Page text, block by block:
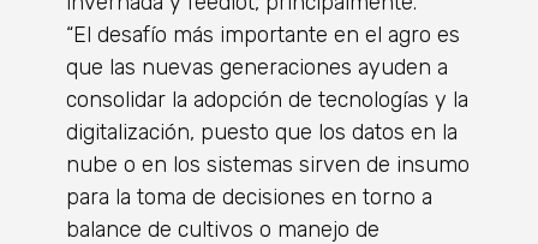
“El desafío más importante en el agro es
que las nuevas generaciones ayuden a
consolidar la adopción de tecnologías y la
digitalización, puesto que los datos en la
nube o en los sistemas sirven de insumo
para la toma de decisiones en torno a
balance de cultivos o manejo de